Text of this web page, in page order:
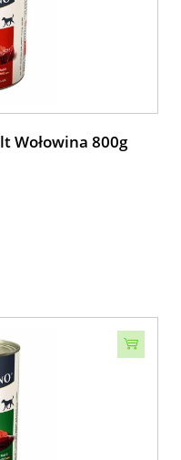
Wołowina 800g